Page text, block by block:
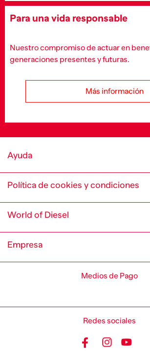
Para una vida responsable
Nuestro compromiso de actuar en
generaciones presentes y futuras.
Más información
Ayuda
Política de cookies y condiciones
World of Diesel
Empresa
Medios de Pago
Redes sociales